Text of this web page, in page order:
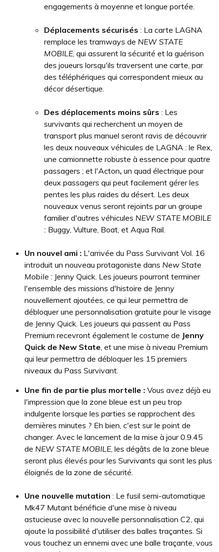
engagements à moyenne et longue portée.
Déplacements sécurisés : La carte LAGNA
remplace les tramways de NEW STATE
MOBILE, qui assurent la sécurité et la guérison
des joueurs lorsqu'ils traversent une carte, par
des téléphériques qui correspondent mieux au
décor désertique.
Des déplacements moins sûrs : Les
survivants qui recherchent un moyen de
transport plus manuel seront ravis de découvrir
les deux nouveaux véhicules de LAGNA : le Rex,
une camionnette robuste à essence pour quatre
passagers ; et l'Acton, un quad électrique pour
deux passagers qui peut facilement gérer les
pentes les plus raides du désert. Les deux
nouveaux venus seront rejoints par un groupe
familier d'autres véhicules NEW STATE MOBILE
: Buggy, Vulture, Boat, et Aqua Rail.
Un nouvel ami : L'arrivée du Pass Survivant Vol. 16
introduit un nouveau protagoniste dans New State
Mobile : Jenny Quick. Les joueurs pourront terminer
l'ensemble des missions d'histoire de Jenny
nouvellement ajoutées, ce qui leur permettra de
débloquer une personnalisation gratuite pour le visage
de Jenny Quick. Les joueurs qui passent au Pass
Premium recevront également le costume de Jenny
Quick de New State, et une mise à niveau Premium
qui leur permettra de débloquer les 15 premiers
niveaux du Pass Survivant.
Une fin de partie plus mortelle : Vous avez déjà eu
l'impression que la zone bleue est un peu trop
indulgente lorsque les parties se rapprochent des
dernières minutes ? Eh bien, c'est sur le point de
changer. Avec le lancement de la mise à jour 0.9.45
de NEW STATE MOBILE, les dégâts de la zone bleue
seront plus élevés pour les Survivants qui sont les plus
éloignés de la zone de sécurité.
Une nouvelle mutation : Le fusil semi-automatique
Mk47 Mutant bénéficie d'une mise à niveau
astucieuse avec la nouvelle personnalisation C2, qui
ajoute la possibilité d'utiliser des balles traçantes. Si
vous touchez un ennemi avec une balle traçante, vous